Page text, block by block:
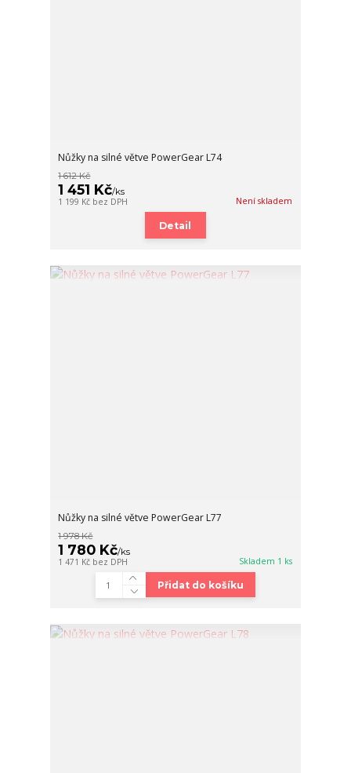
Nůžky na silné větve PowerGear L74
1 612 Kč
1 451 Kč/ks
1 199 Kč bez DPH Není skladem
Detail
Nůžky na silné větve PowerGear L77
1 978 Kč
1 780 Kč/ks
1 471 Kč bez DPH Skladem 1 ks
Přidat do košíku